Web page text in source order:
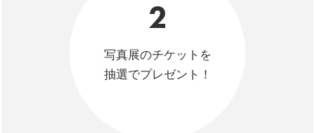
2
写真展のチケットを
抽選でプレゼント！